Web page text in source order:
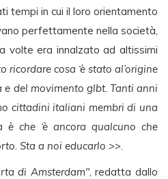
tempi in cui il loro orientamento
perfettamente nella società,
volte era innalzato ad altissimi
ricordare cosa ‘è stato al’origine
del movimento glbt. Tanti anni
cittadini italiani membri di una
è che ‘è ancora qualcuno che
Sta a noi educarlo >>.
di Amsterdam", redatta dallo